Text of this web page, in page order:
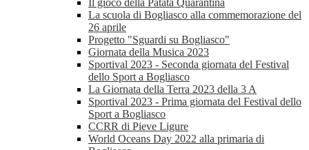
Il gioco della Patata Quarantina
La scuola di Bogliasco alla commemorazione del
26 aprile
Progetto "Sguardi su Bogliasco"
Giornata della Musica 2023
Sportival 2023 - Seconda giornata del Festival
dello Sport a Bogliasco
La Giornata della Terra 2023 della 3 A
Sportival 2023 - Prima giornata del Festival dello
Sport a Bogliasco
CCRR di Pieve Ligure
World Oceans Day 2022 alla primaria di